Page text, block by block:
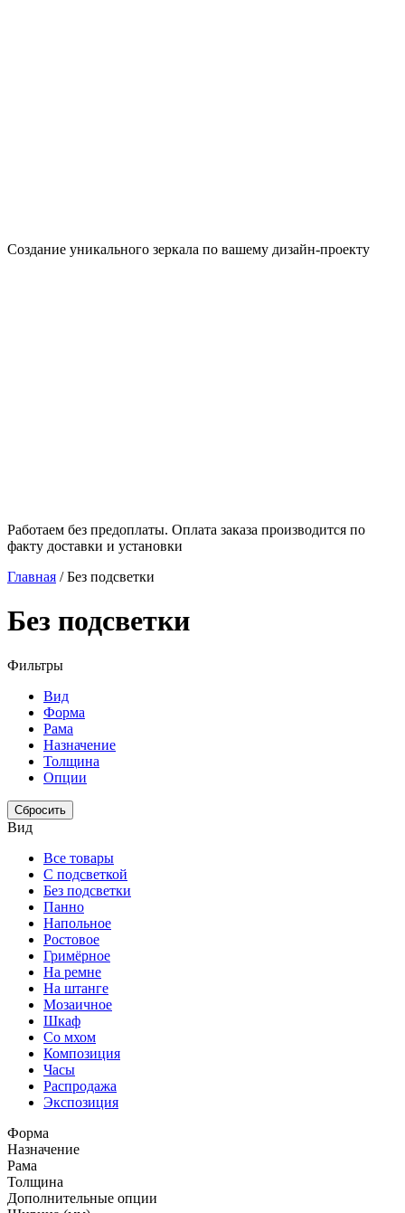
Создание уникального зеркала по вашему дизайн-проекту
Работаем без предоплаты. Оплата заказа производится по
факту доставки и установки
Главная /Без подсветки
Без подсветки
Фильтры
Вид
Форма
Рама
Назначение
Толщина
Опции
Сбросить
Вид
Все товары
С подсветкой
Без подсветки
Панно
Напольное
Ростовое
Гримёрное
На ремне
На штанге
Мозаичное
Шкаф
Со мхом
Композиция
Часы
Распродажа
Экспозиция
Форма
Назначение
Рама
Толщина
Дополнительные опции